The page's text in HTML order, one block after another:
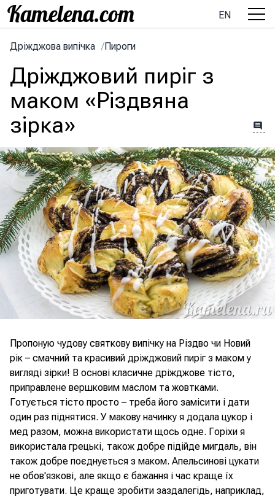
EN
Дріжджова випічка /Пироги
Дріжджовий пиріг з
маком «Різдвяна
зірка»
Пропоную чудову святкову випічку на Різдво чи Новий
рік – смачний та красивий дріжджовий пиріг з маком у
вигляді зірки! В основі класичне дріжджове тісто,
приправлене вершковим маслом та жовтками.
Готується тісто просто – треба його замісити і дати
один раз піднятися. У макову начинку я додала цукор і
мед разом, можна використати щось одне. Горіхи я
використала грецькі, також добре підійде мигдаль, він
також добре поєднується з маком. Апельсинові цукати
не обов'язкові, але якщо є бажання і час краще їх
приготувати. Це краще зробити заздалегідь, наприклад,